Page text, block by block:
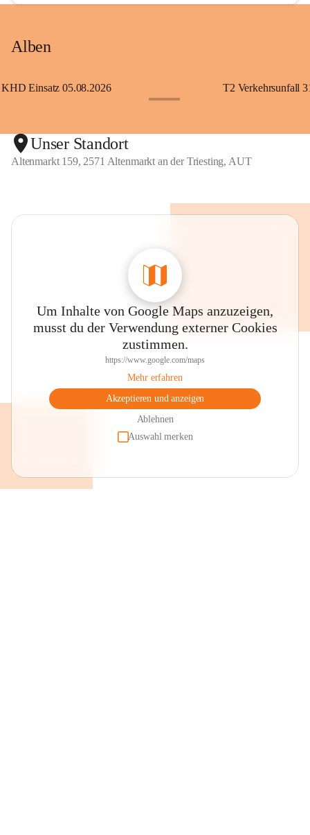
Alben
KHD Einsatz 05.08.2026 T2 Verkehrsunfall
Unser Standort
Altenmarkt 159, 2571 Altenmarkt an der Triesting, AUT
Um Inhalte von Google Maps anzuzeigen,
musst du der Verwendung externer Cookies
zustimmen.
https://www.google.com/maps
Mehr erfahren
Akzeptieren und anzeigen
Ablehnen
Auswahl merken